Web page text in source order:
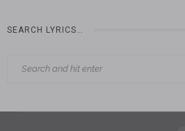
SEARCH LYRICS…